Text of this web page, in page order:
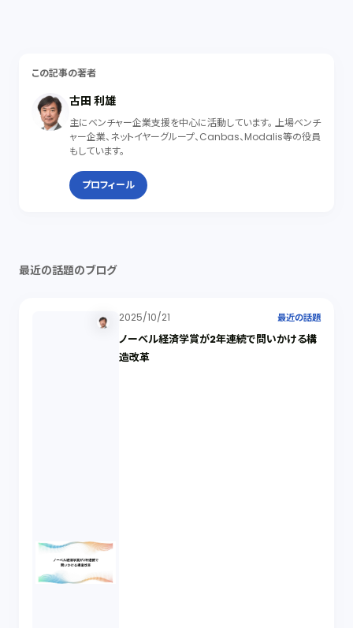
この記事の著者
古田 利雄
主にベンチャー企業支援を中心に活動しています。 上場ベンチ
ャー企業、ネットイヤーグループ、Canbas、Modalis等の役員
もしています。
プロフィール
最近の話題のブログ
2025/10/21 最近の話題
ノーベル経済学賞が2年連続で問いかける構
造改革